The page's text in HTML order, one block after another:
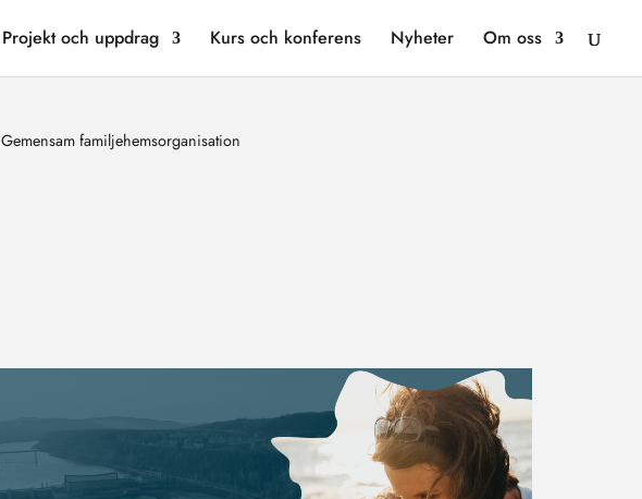
Projekt och uppdrag Kurs och konferens Nyheter Om oss
Gemensam familjehemsorganisation